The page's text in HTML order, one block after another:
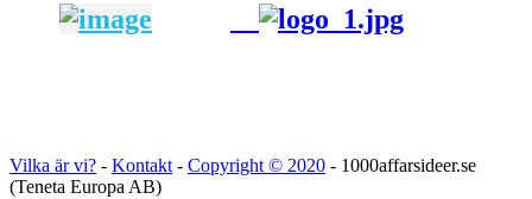
Vilka är vi? - Kontakt - Copyright © 2020 - 1000affarsideer.se
(Teneta Europa AB)